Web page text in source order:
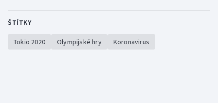
ŠTÍTKY
Tokio 2020 Olympijské hry Koronavirus